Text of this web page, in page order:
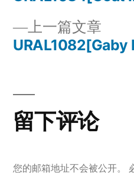
文
章
航
上一篇文章
一
URAL1082[Gaby
章：
留下评论
您的邮箱地址不会被公开。